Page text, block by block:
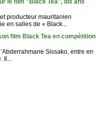
le film "Black Tea", dix ans
producteur mauritanien
en salles de « Black...
film Black Tea en compétition
Sissako, entre en
Il...